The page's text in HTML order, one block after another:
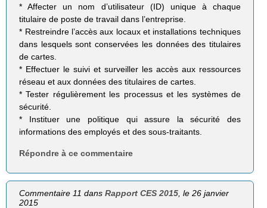
* Affecter un nom d’utilisateur (ID) unique à chaque
titulaire de poste de travail dans l’entreprise.
* Restreindre l’accès aux locaux et installations techniques
dans lesquels sont conservées les données des titulaires
de cartes.
* Effectuer le suivi et surveiller les accès aux ressources
réseau et aux données des titulaires de cartes.
* Tester régulièrement les processus et les systèmes de
sécurité.
* Instituer une politique qui assure la sécurité des
informations des employés et des sous-traitants.
Répondre à ce commentaire
Commentaire 11 dansRapport CES 2015 , le 26 janvier
2015